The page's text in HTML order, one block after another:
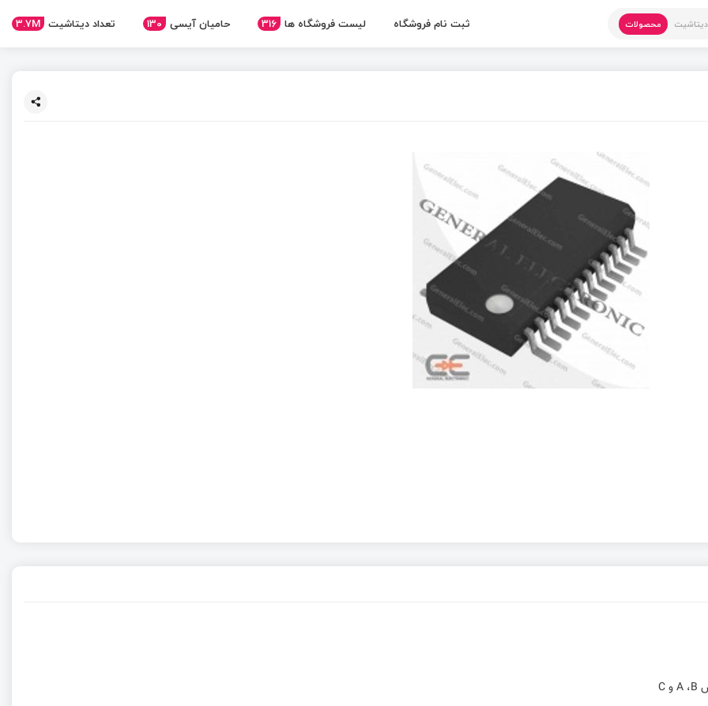
دیتاشیت محصولات ثبت نام فروشگاه لیست فروشگاه ها 316 حامیان آیسی 130 تعداد دیتاشیت 3.7M